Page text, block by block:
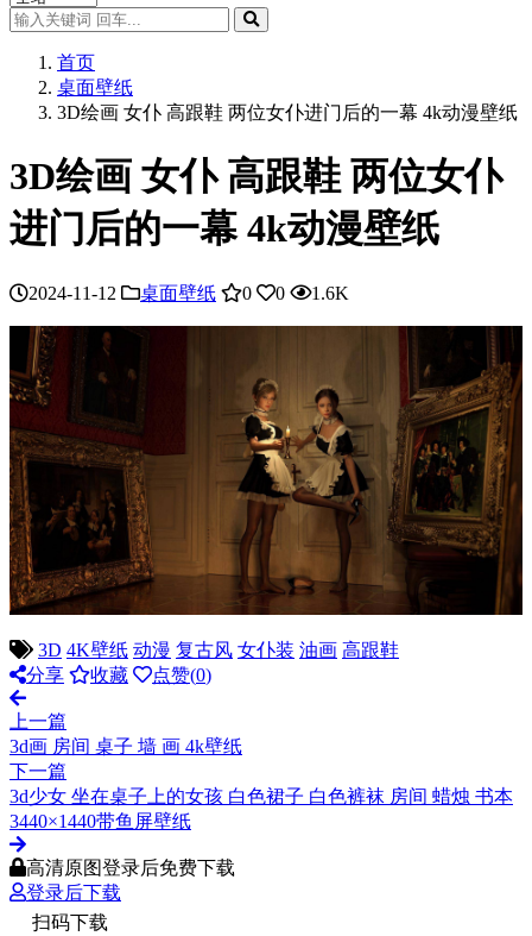
首页
桌面壁纸
3D绘画 女仆 高跟鞋 两位女仆进门后的一幕 4k动漫壁纸
3D绘画 女仆 高跟鞋 两位女仆
进门后的一幕 4k动漫壁纸
2024-11-12 桌面壁纸 0 0 1.6K
3D 4K壁纸 动漫 复古风 女仆装 油画 高跟鞋
分享
收藏 点赞(0)
上一篇
3d画 房间 桌子 墙 画 4k壁纸
下一篇
3d少女 坐在桌子上的女孩 白色裙子 白色裤袜 房间 蜡烛 书本
3440×1440带鱼屏壁纸
高清原图登录后免费下载
登录后下载
扫码下载